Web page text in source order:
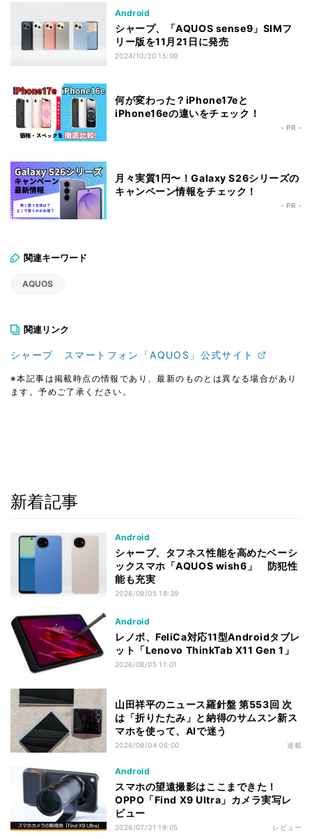
Android
シャープ、「AQUOS sense9」SIMフ
リー版を11月21日に発売
2024/10/30 15:09
何が変わった？iPhone17eと
iPhone16eの違いをチェック！
- PR -
月々実質1円〜！Galaxy S26シリーズの
キャンペーン情報をチェック！
- PR -
関連キーワード
AQUOS
関連リンク
シャープ スマートフォン「AQUOS」公式サイト
※本記事は掲載時点の情報であり、最新のものとは異なる場合があり
ます。予めご了承ください。
新着記事
Android
シャープ、タフネス性能を高めたベーシ
ックスマホ「AQUOS wish6」 防犯性
能も充実
2026/08/05 18:39
Android
レノボ、FeliCa対応11型Androidタブレ
ット「Lenovo ThinkTab X11 Gen 1」
2026/08/05 11:01
山田祥平のニュース羅針盤 第553回 次
は「折りたたみ」と納得のサムスン新ス
マホを使って、AIで迷う
2026/08/04 06:00 連載
Android
スマホの望遠撮影はここまできた！
OPPO「Find X9 Ultra」カメラ実写レ
ビュー
2026/07/31 19:05 レビュー